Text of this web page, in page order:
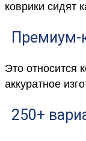
коврики сидят
Премиум-
Это относится
аккуратное
250+